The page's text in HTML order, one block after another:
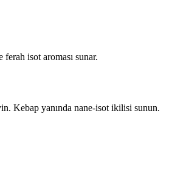
isot aroması sunar.
Kebap yanında nane-isot ikilisi sunun.